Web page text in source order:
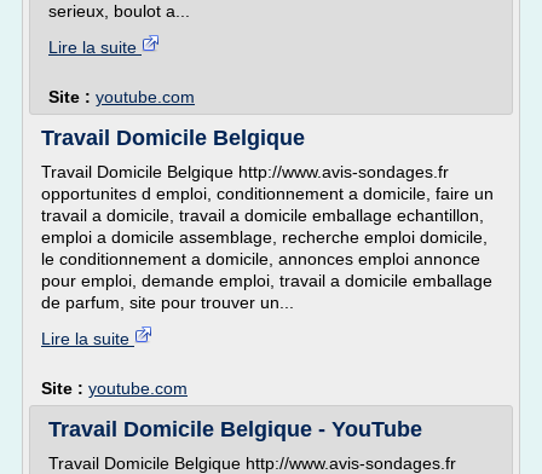
serieux, boulot a...
Lire la suite
Site : youtube.com
Travail Domicile Belgique
Travail Domicile Belgique http://www.avis-sondages.fr
opportunites d emploi, conditionnement a domicile, faire un
travail a domicile, travail a domicile emballage echantillon,
emploi a domicile assemblage, recherche emploi domicile,
le conditionnement a domicile, annonces emploi annonce
pour emploi, demande emploi, travail a domicile emballage
de parfum, site pour trouver un...
Lire la suite
Site : youtube.com
Travail Domicile Belgique - YouTube
Travail Domicile Belgique http://www.avis-sondages.fr